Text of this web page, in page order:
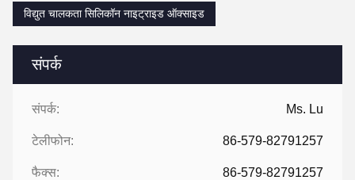
संपर्क
संपर्क: Ms. Lu
टेलीफोन: 86-579-82791257
फैक्स: 86-579-82791257
विद्युत चालकता सिलिकॉन नाइट्राइड ऑक्साइड